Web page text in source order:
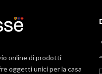
online di prodotti
oggetti unici per la casa